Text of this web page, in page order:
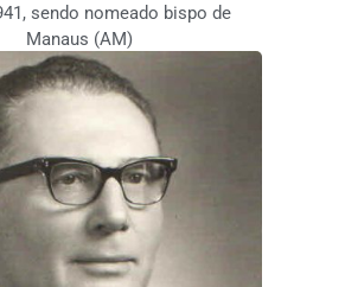
sendo nomeado bispo de
Manaus (AM)